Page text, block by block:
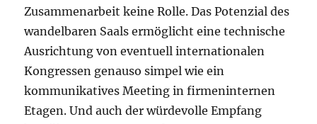
Zusammenarbeit keine Rolle. Das Potenzial des
wandelbaren Saals ermöglicht eine technische
Ausrichtung von eventuell internationalen
Kongressen genauso simpel wie ein
kommunikatives Meeting in firmeninternen
Etagen. Und auch der würdevolle Empfang